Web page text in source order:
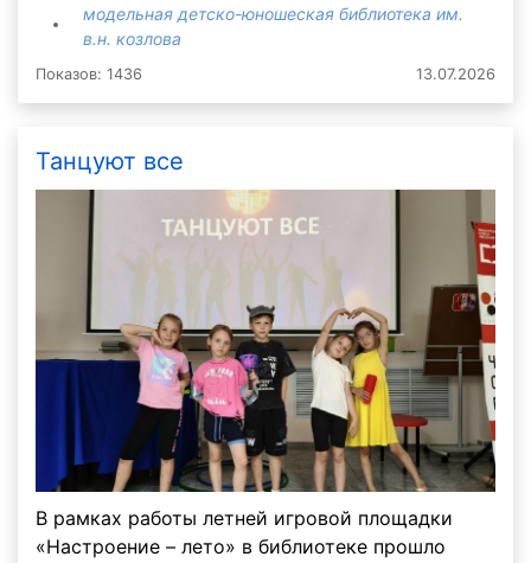
модельная детско-юношеская библиотека им.
в.н. козлова
Показов: 1436 13.07.2026
Танцуют все
В рамках работы летней игровой площадки
«Настроение – лето» в библиотеке прошло